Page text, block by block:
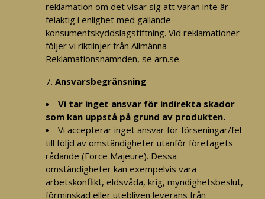
reklamation om det visar sig att varan inte är
felaktig i enlighet med gällande
konsumentskyddslagstiftning. Vid reklamationer
följer vi riktlinjer från Allmänna
Reklamationsnämnden, se arn.se.
Ansvarsbegränsning
Vi tar inget ansvar för indirekta skador
som kan uppstå på grund av produkten.
Vi accepterar inget ansvar för förseningar/fel
till följd av omständigheter utanför företagets
rådande (Force Majeure). Dessa
omständigheter kan exempelvis vara
arbetskonflikt, eldsvåda, krig, myndighetsbeslut,
förminskad eller utebliven leverans från